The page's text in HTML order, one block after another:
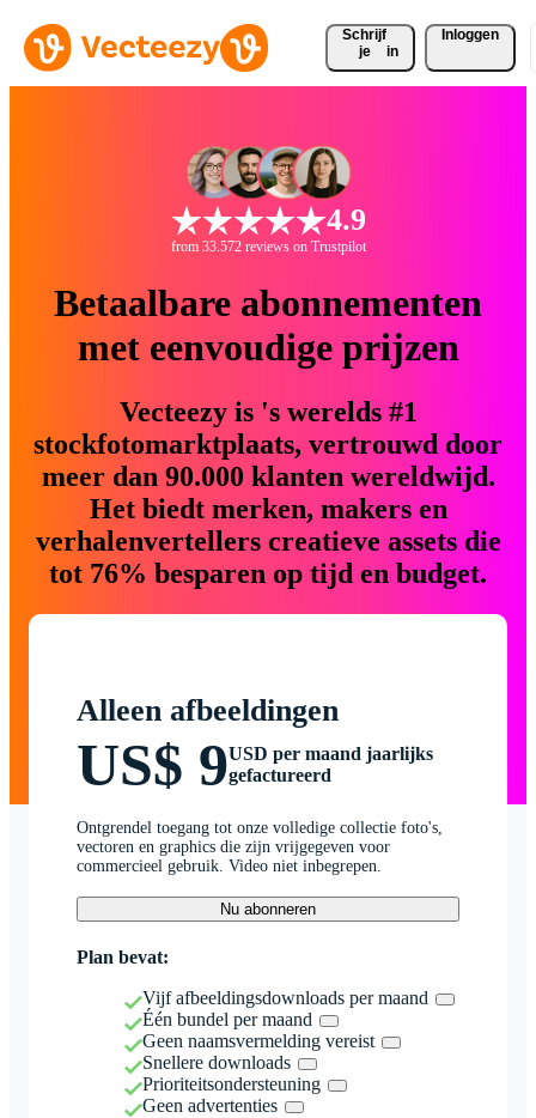
Schrijf
je
in
Inloggen
4.9
from 33.572 reviews on Trustpilot
Betaalbare abonnementen
met eenvoudige prijzen
Vecteezy is 's werelds #1
stockfotomarktplaats, vertrouwd door
meer dan 90.000 klanten wereldwijd.
Het biedt merken, makers en
verhalenvertellers creatieve assets die
tot 76% besparen op tijd en budget.
Alleen afbeeldingen
US$ 9USD per maand jaarlijks
gefactureerd
Ontgrendel toegang tot onze volledige collectie foto's,
vectoren en graphics die zijn vrijgegeven voor
commercieel gebruik. Video niet inbegrepen.
Nu abonneren
Plan bevat:
Vijf afbeeldingsdownloads per maand
Één bundel per maand
Geen naamsvermelding vereist
Snellere downloads
Prioriteitsondersteuning
Geen advertenties